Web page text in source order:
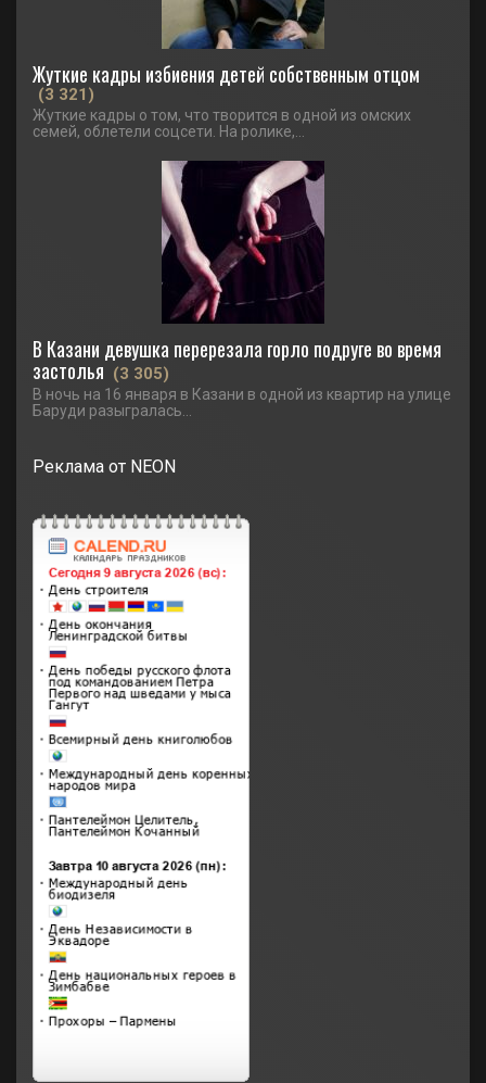
Жуткие кадры избиения детей собственным отцом
(3 321)
Жуткие кадры о том, что творится в одной из омских
семей, облетели соцсети. На ролике,...
В Казани девушка перерезала горло подруге во время
застолья (3 305)
В ночь на 16 января в Казани в одной из квартир на улице
Баруди разыгралась...
Реклама от NEON